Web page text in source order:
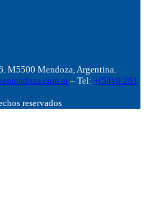
M5500 Mendoza, Argentina.
– Tel: +(54) 9 261
reservados